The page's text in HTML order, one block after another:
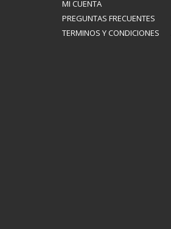
MI CUENTA
PREGUNTAS FRECUENTES
TERMINOS Y CONDICIONES